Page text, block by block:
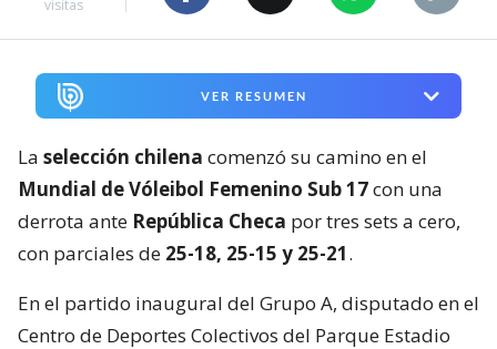
visitas
VER RESUMEN
La selección chilena comenzó su camino en el
Mundial de Vóleibol Femenino Sub 17con una
derrota ante República Checa por tres sets a cero,
con parciales de 25-18, 25-15 y 25-21.
En el partido inaugural del Grupo A, disputado en el
Centro de Deportes Colectivos del Parque Estadio